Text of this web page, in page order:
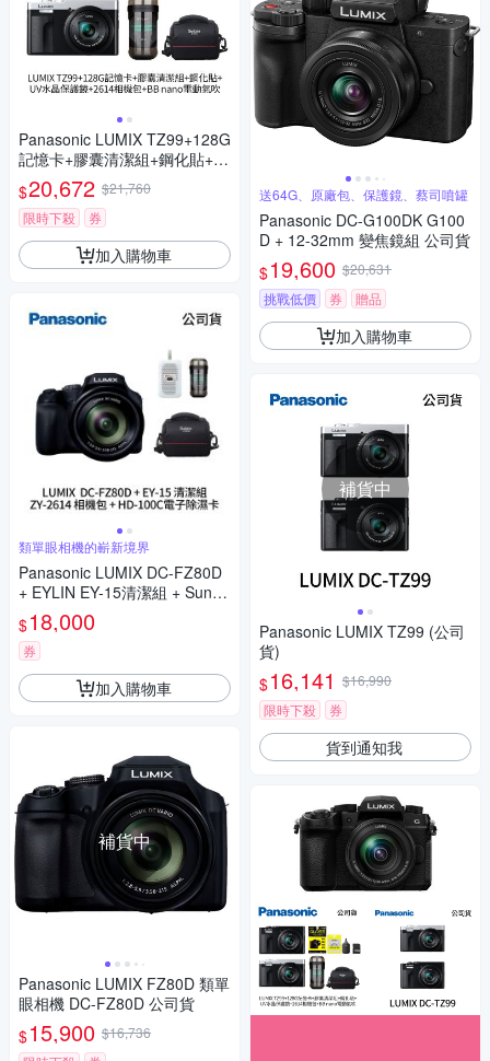
Panasonic LUMIX TZ99+128G
記憶卡+膠囊清潔組+鋼化貼+水
晶保護鏡+2614相機包+NITEC
ORE BB nano 迷你電動氣吹
(公司貨)
$20,672 $21,760
限時下殺
券
加入購物車
類單眼相機的嶄新境界
Panasonic LUMIX DC-FZ80D
+ EYLIN EY-15清潔組 + SunLi
ght ZY-2614相機包 + EirMai 銳
瑪 HD-100C電子除濕卡 FZ80
D (公司貨)
$18,000
券
加入購物車
補貨中
Panasonic LUMIX FZ80D 類單
眼相機 DC-FZ80D 公司貨
$15,900 $16,736
送64G、原廠包、保護鏡、蔡司噴罐
Panasonic DC-G100DK G100
D + 12-32mm 變焦鏡組 公司貨
$19,600 $20,631
挑戰低價
券 贈品
加入購物車
補貨中
Panasonic LUMIX TZ99 (公司
貨)
$16,141 $16,990
限時下殺
券
貨到通知我